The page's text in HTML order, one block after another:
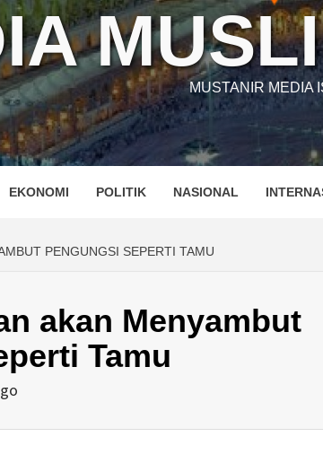
MUSTANIR MEDIA
EKONOMI POLITIK NASIONAL
PENGUNGSI SEPERTI TAMU
akan Menyambut
Tamu